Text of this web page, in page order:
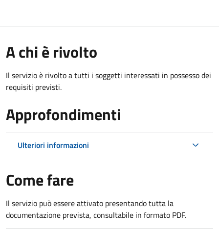
A chi è rivolto
Il servizio è rivolto a tutti i soggetti interessati in possesso dei
requisiti previsti.
Approfondimenti
Ulteriori informazioni
Come fare
Il servizio può essere attivato presentando tutta la
documentazione prevista, consultabile in formato PDF.